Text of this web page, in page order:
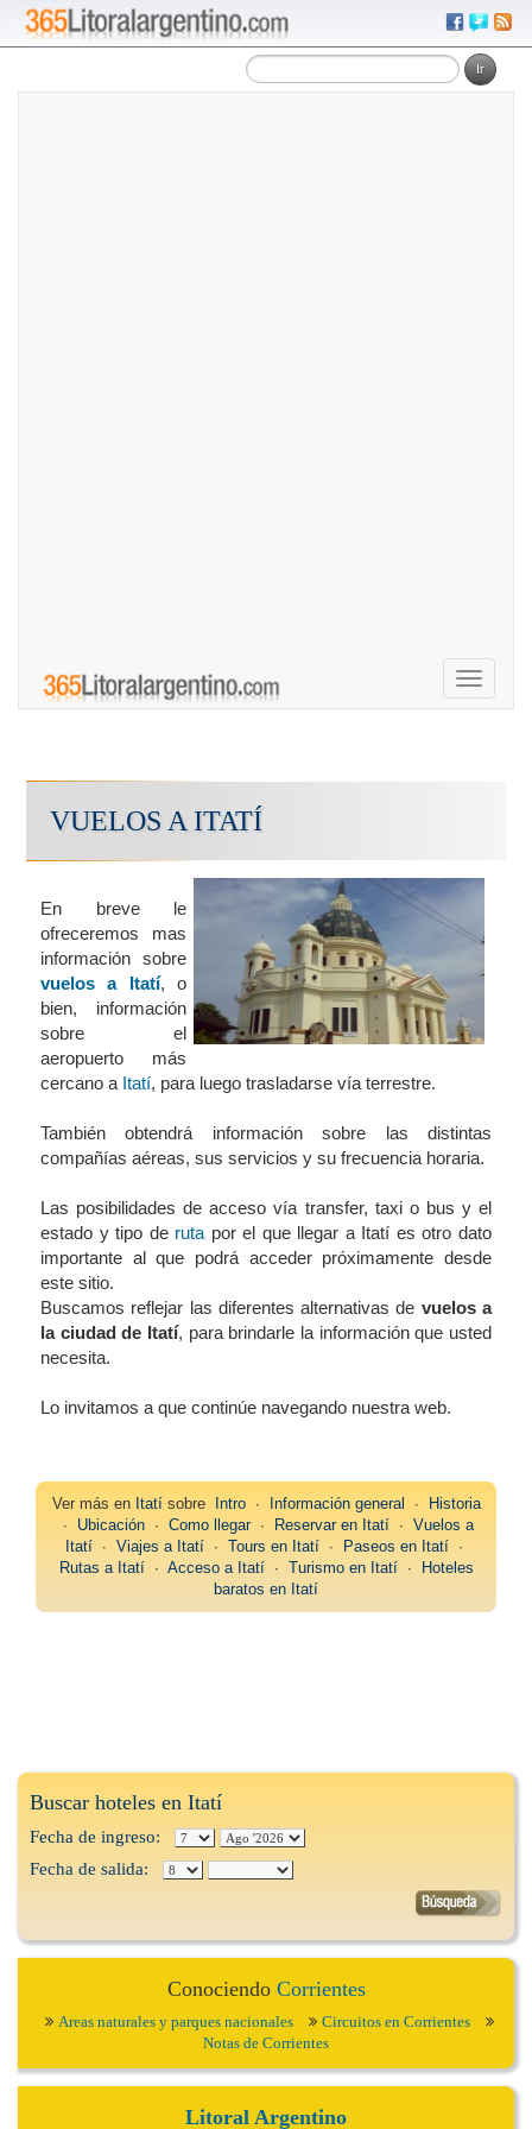
Toggle
VUELOS A ITATÍ
En breve le
ofreceremos mas
información sobre
vuelos a Itatí, o
bien, información
sobre el
aeropuerto más
cercano a Itatí, para luego trasladarse vía terrestre.
También obtendrá información sobre las distintas
compañías aéreas, sus servicios y su frecuencia horaria.
Las posibilidades de acceso vía transfer, taxi o bus y el
estado y tipo de ruta por el que llegar a Itatí es otro dato
importante al que podrá acceder próximamente desde
este sitio.
Buscamos reflejar las diferentes alternativas de vuelos a
la ciudad de Itatí, para brindarle la información que usted
necesita.
Lo invitamos a que continúe navegando nuestra web.
Ver más en Itatísobre Intro∙ Información general ∙
Historia
∙ Ubicación ∙ Como llegar∙ Reservar en Itatí ∙ Vuelos a
Itatí∙ Viajes a Itatí∙ Tours en Itatí∙ Paseos en Itatí∙
Rutas a Itatí∙ Acceso a Itatí∙ Turismo en Itatí∙
Hoteles
baratos en Itatí
Buscar hoteles en Itatí
Fecha de ingreso:
Fecha de salida:
Conociendo Corrientes
Areas naturales y parques nacionales
Circuitos en Corrientes
Notas de Corrientes
Litoral Argentino